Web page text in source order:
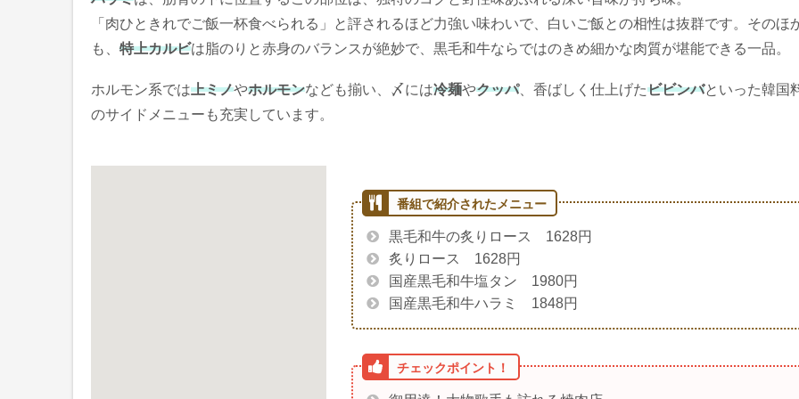
「肉ひときれでご飯一杯食べられる」と評されるほど力強い味わいで、白いご飯との相性は抜群です。そのほ
も、 特上カルビは脂のりと赤身のバランスが絶妙で、黒毛和牛ならではのきめ細かな肉質が堪能できる一品。
ホルモン系では上ミノやホルモンなども揃い、〆には冷麺やクッパ、香ばしく仕上げたビビンバといった韓国
のサイドメニューも充実しています。
黒毛和牛の炙りロース 1628円
炙りロース 1628円
国産黒毛和牛塩タン 1980円
国産黒毛和牛ハラミ 1848円